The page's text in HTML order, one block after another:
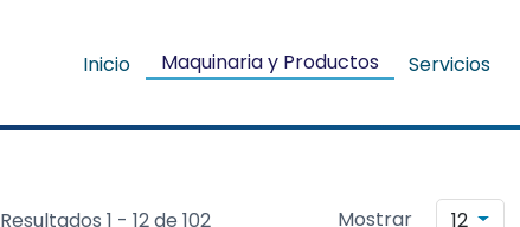
Inicio Maquinaria y Productos Servicios
Resultados 1 - 12 de 102 Mostrar 12